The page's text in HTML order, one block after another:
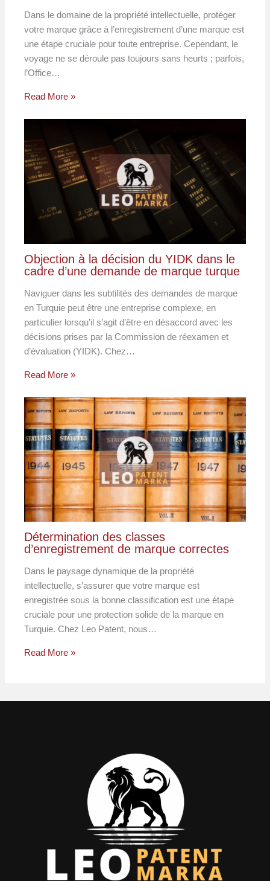
Dans le domaine de la propriété intellectuelle, protéger
votre marque grâce à l’enregistrement d’une marque est
une étape cruciale pour toute entreprise. Cependant, le
voyage ne se déroule pas toujours sans heurts ; parfois,
l’Office…
Read More »
Objection à la décision du YIDK dans le
cadre d’une demande de marque turque
Naviguer dans les subtilités des demandes de marque
en Turquie peut être une entreprise complexe, en
particulier lorsqu’il s’agit d’être en désaccord avec les
décisions prises par la Commission de réexamen et
d’évaluation (YIDK). Chez…
Read More »
Détermination des classes
d’enregistrement de marque correctes
Dans le paysage dynamique de la propriété
intellectuelle, s’assurer que votre marque est
enregistrée sous la bonne classification est une étape
cruciale pour une protection solide de la marque en
Turquie. Chez Leo Patent, nous…
Read More »